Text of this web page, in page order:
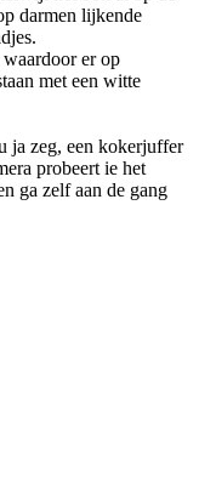
darmen lijkende
er op
met een witte
ja zeg, een kokerjuffer
probeert ie het
ga zelf aan de gang